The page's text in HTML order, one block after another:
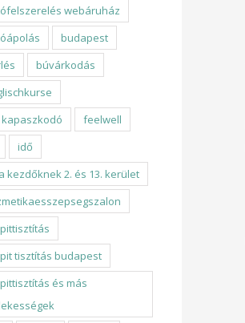
webáruház
budapest
búvárkodás
feelwell
idő
kezdőknek 2. és 13. kerület
tisztítás budapest
és más